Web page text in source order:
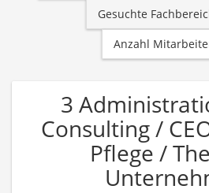
Gesuchte
Anzahl
3
Consulting /
Pflege /